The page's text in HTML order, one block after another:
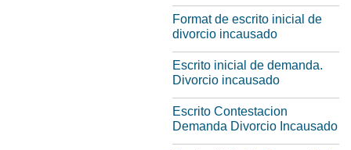
Format de escrito inicial de
divorcio incausado
Escrito inicial de demanda.
Divorcio incausado
Escrito Contestacion
Demanda Divorcio Incausado